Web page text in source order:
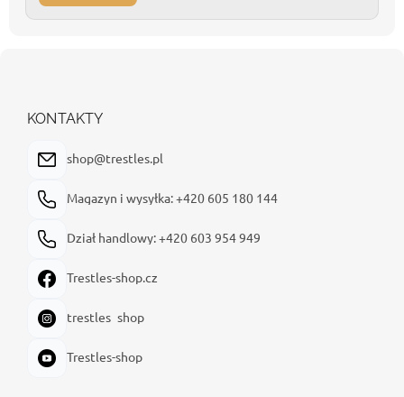
KONTAKTY
shop@trestles.pl
Magazyn i wysyłka: +420 605 180 144
Dział handlowy: +420 603 954 949
Trestles-shop.cz
trestles_shop
Trestles-shop